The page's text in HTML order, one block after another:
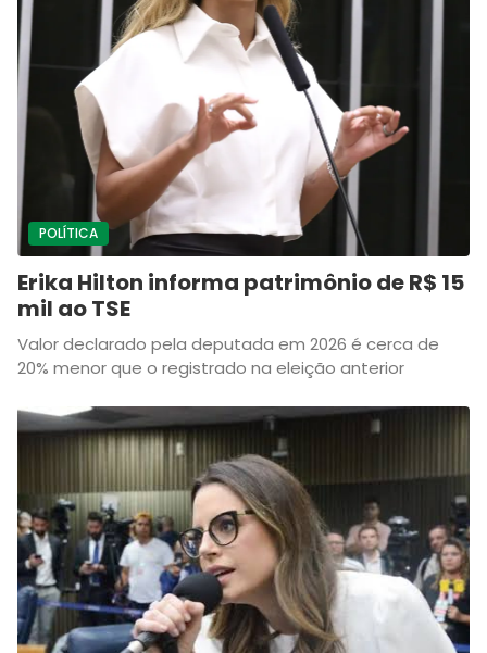
POLÍTICA
Erika Hilton informa patrimônio de R$ 15
mil ao TSE
Valor declarado pela deputada em 2026 é cerca de
20% menor que o registrado na eleição anterior